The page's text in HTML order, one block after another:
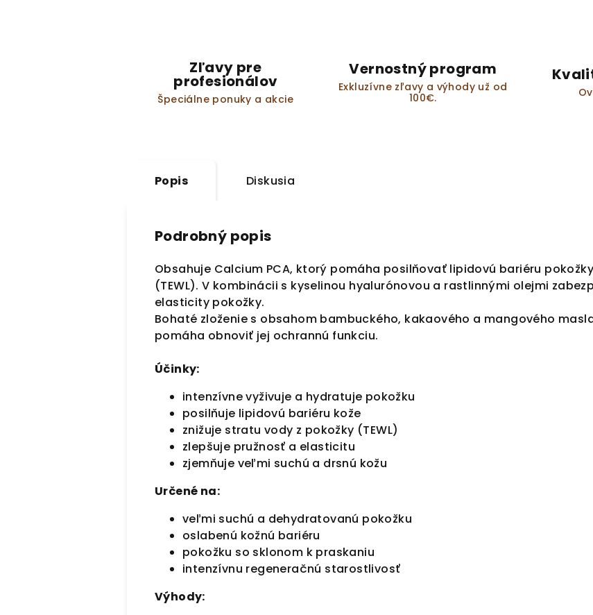
Zľavy pre
profesionálov
Špeciálne ponuky a akcie
Vernostný program
Exkluzívne zľavy a výhody už od
100€.
Popis Diskusia
Podrobný popis
Obsahuje Calcium PCA, ktorý pomáha posilňovať lipidovú bariéru
(TEWL). V kombinácii s kyselinou hyalurónovou a rastlinnými olejmi
elasticity pokožky.
Bohaté zloženie s obsahom bambuckého, kakaového a mangového
pomáha obnoviť jej ochrannú funkciu.
Účinky:
intenzívne vyživuje a hydratuje pokožku
posilňuje lipidovú bariéru kože
znižuje stratu vody z pokožky (TEWL)
zlepšuje pružnosť a elasticitu
zjemňuje veľmi suchú a drsnú kožu
Určené na:
veľmi suchú a dehydratovanú pokožku
oslabenú kožnú bariéru
pokožku so sklonom k praskaniu
intenzívnu regeneračnú starostlivosť
Výhody: